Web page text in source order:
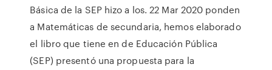
Básica de la SEP hizo a los. 22 Mar 2020 ponden
a Matemáticas de secundaria, hemos elaborado
el libro que tiene en de Educación Pública
(SEP) presentó una propuesta para la